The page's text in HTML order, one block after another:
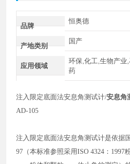
品牌
恒奥德
产地类别
国产
应用领域
环保,化工,生物产业
药
注入限定底面法安息角测试计/安息角
AD-105
注入限定底面法安息角测试计是依据
97（本标准参照采用ISO 4324：1997